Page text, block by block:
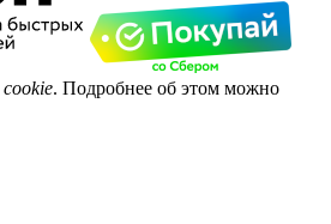
cookie. Подробнее об этом можно